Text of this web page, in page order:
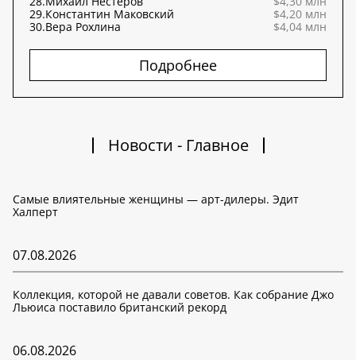
29.Константин Маковский
$4,20 млн
30.Вера Рохлина $4,04 млн
Подробнее
Новости - Главное
Самые влиятельные женщины — арт-дилеры. Эдит
Халперт
07.08.2026
Коллекция, которой не давали советов. Как собрание Джо
Льюиса поставило британский рекорд
06.08.2026